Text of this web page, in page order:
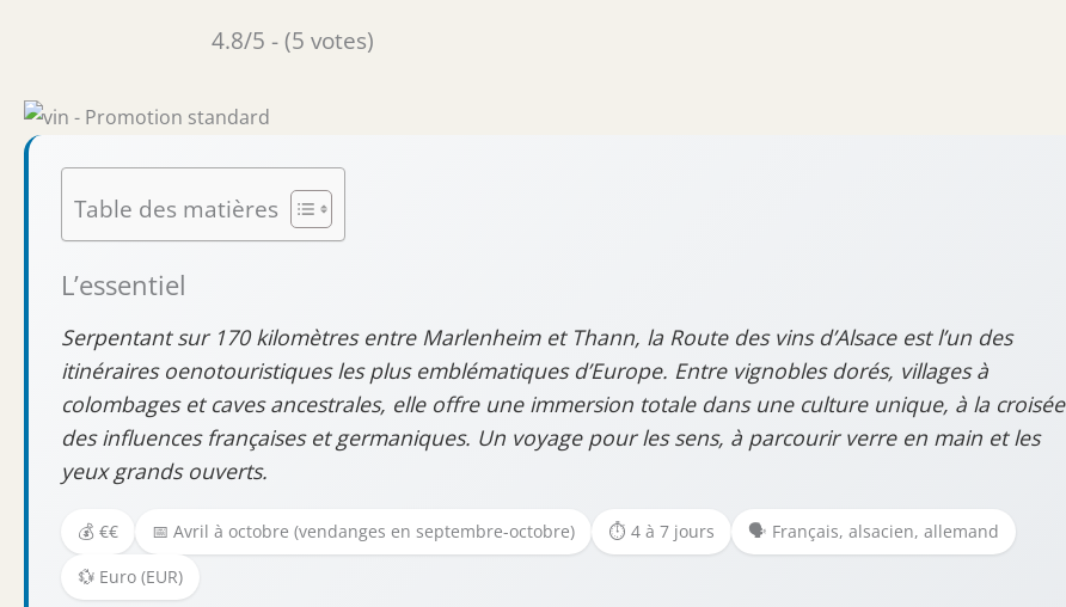
4.8/5 - (5 votes)
Table des matières
L’essentiel
Serpentant sur 170 kilomètres entre Marlenheim et Thann, la Route des vins d’Alsace est l’un des
itinéraires oenotouristiques les plus emblématiques d’Europe. Entre vignobles dorés, villages à
colombages et caves ancestrales, elle offre une immersion totale dans une culture unique, à la croisée
des influences françaises et germaniques. Un voyage pour les sens, à parcourir verre en main et les
yeux grands ouverts.
💰 €€ 📅 Avril à octobre (vendanges en septembre-octobre) ⏱️ 4 à 7 jours
🗣️ Français, alsacien, allemand
💱 Euro (EUR)